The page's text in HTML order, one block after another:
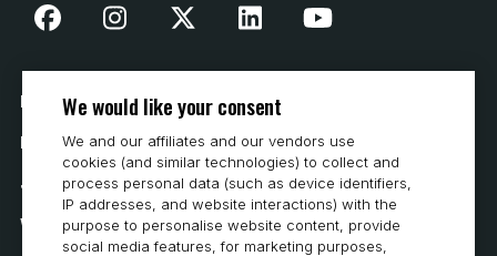
Nasza historia
Kontakt
Jak kupować
Wymagania systemowe
We would like your consent
We and our affiliates and our vendors use
cookies (and similar technologies) to collect and
process personal data (such as device identifiers,
IP addresses, and website interactions) with the
purpose to personalise website content, provide
social media features, for marketing purposes,